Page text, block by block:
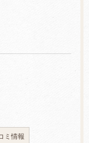
ミ情報